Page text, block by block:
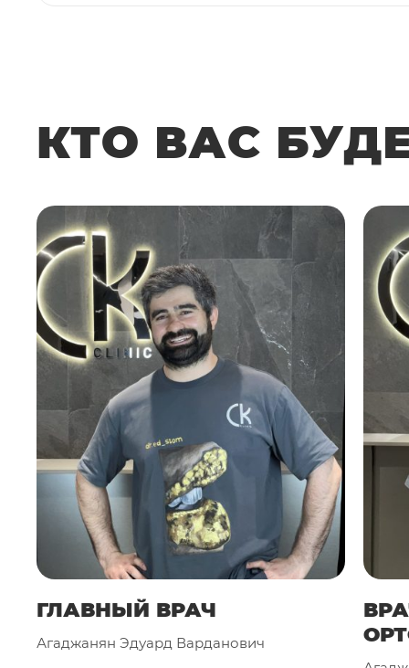
КТО ВАС
ГЛАВНЫЙ ВРАЧ
Агаджанян Эдуард Варданович